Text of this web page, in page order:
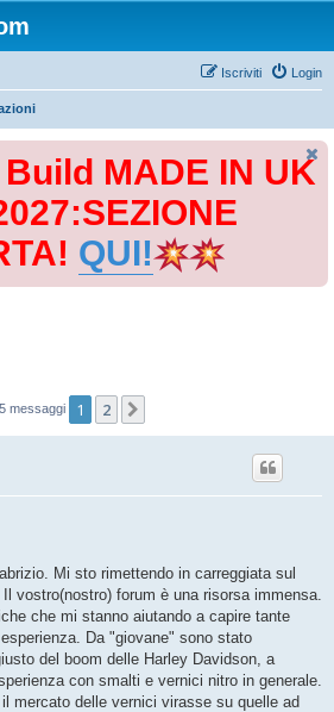
Login
Iscriviti
MADE IN UK
QUI!
messaggi 1 2
Mi sto rimettendo in carreggiata sul
vostro(nostro) forum è una risorsa immensa.
che mi stanno aiutando a capire tante
Da "giovane" sono stato
del boom delle Harley Davidson, a
con smalti e vernici nitro in generale.
mercato delle vernici virasse su quelle ad